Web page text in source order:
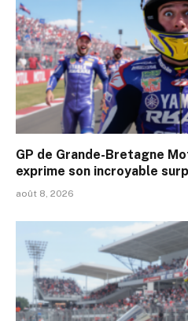
GP de Grande-Bretagne
exprime son incroyable
août 8, 2026